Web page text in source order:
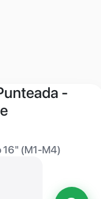
-
16" (M1-M4)